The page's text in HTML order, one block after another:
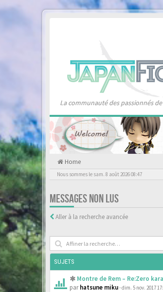
La communauté des passionnés
Home
Nous sommes le sam. 8 août 2026 08:47
MESSAGES NON LUS
Aller à la recherche avancée
SUJETS
Montre de Rem – Re:Zero
parhatsune miku- dim. 5 nov. 2017